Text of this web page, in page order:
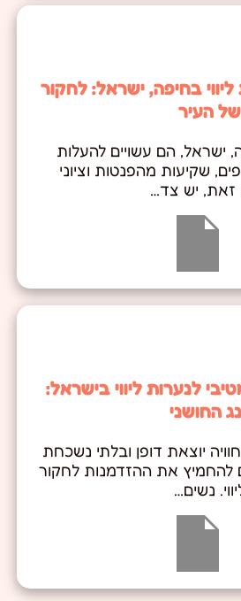
בחיפה, ישראל: לחקור
העיר
ישראל, הם עשויים להעלות
שקיעות מהפנטות וציוני
זאת, יש צד…
לנערות ליווי בישראל:
החושני
יוצאת דופן ובלתי נשכחת
להחמיץ את ההזדמנות לחקור
נשים…